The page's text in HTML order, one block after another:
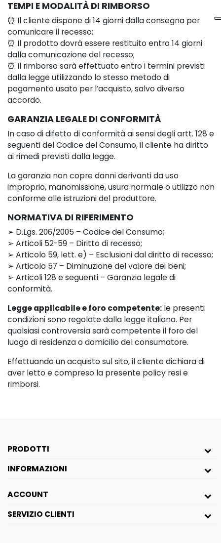
TEMPI E MODALITÀ DI RIMBORSO
⏰ Il cliente dispone di 14 giorni dalla consegna per
comunicare il recesso;
⏰ Il prodotto dovrà essere restituito entro 14 giorni
dalla comunicazione del recesso;
⏰ Il rimborso sarà effettuato entro i termini previsti
dalla legge utilizzando lo stesso metodo di
pagamento usato per l’acquisto, salvo diverso
accordo.
GARANZIA LEGALE DI CONFORMITÀ
In caso di difetto di conformità ai sensi degli artt. 128 e
seguenti del Codice del Consumo, il cliente ha diritto
ai rimedi previsti dalla legge.
La garanzia non copre danni derivanti da uso
improprio, manomissione, usura normale o utilizzo non
conforme alle istruzioni del produttore.
NORMATIVA DI RIFERIMENTO
➢ D.Lgs. 206/2005 – Codice del Consumo;
➢ Articoli 52-59 – Diritto di recesso;
➢ Articolo 59, lett. e) – Esclusioni dal diritto di recesso;
➢ Articolo 57 – Diminuzione del valore dei beni;
➢ Articoli 128 e seguenti – Garanzia legale di
conformità.
Legge applicabile e foro competente: le presenti
condizioni sono regolate dalla legge italiana. Per
qualsiasi controversia sarà competente il foro del
luogo di residenza o domicilio del consumatore.
Effettuando un acquisto sul sito, il cliente dichiara di
aver letto e compreso la presente policy resi e
rimborsi.
PRODOTTI
INFORMAZIONI
ACCOUNT
SERVIZIO CLIENTI